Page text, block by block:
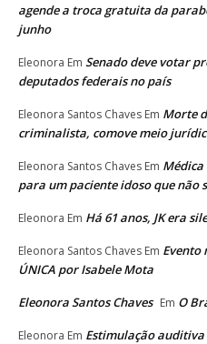
agende a troca gratuita da
junho
Eleonora Em Senado deve votar
deputados federais no país
Eleonora Santos Chaves Em Morte
criminalista, comove meio
Eleonora Santos Chaves Em Médica
para um paciente idoso que não
Eleonora Em Há 61 anos, JK era
Eleonora Santos Chaves Em Evento
ÚNICA por Isabele Mota
Eleonora Santos Chaves Em O
Eleonora Em Estimulação